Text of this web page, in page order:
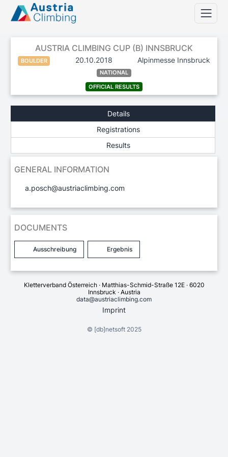
AUSTRIA CLIMBING CUP (B) INNSBRUCK
BOULDER 20.10.2018 Alpinmesse Innsbruck
NATIONAL
OFFICIAL RESULTS
Details
Registrations
Results
GENERAL INFORMATION
a.posch@austriaclimbing.com
DOCUMENTS
Ausschreibung Ergebnis
Kletterverband Österreich · Matthias-Schmid-Straße 12E · 6020
Innsbruck · Austria
data@austriaclimbing.com
Imprint
© [db]netsoft2025